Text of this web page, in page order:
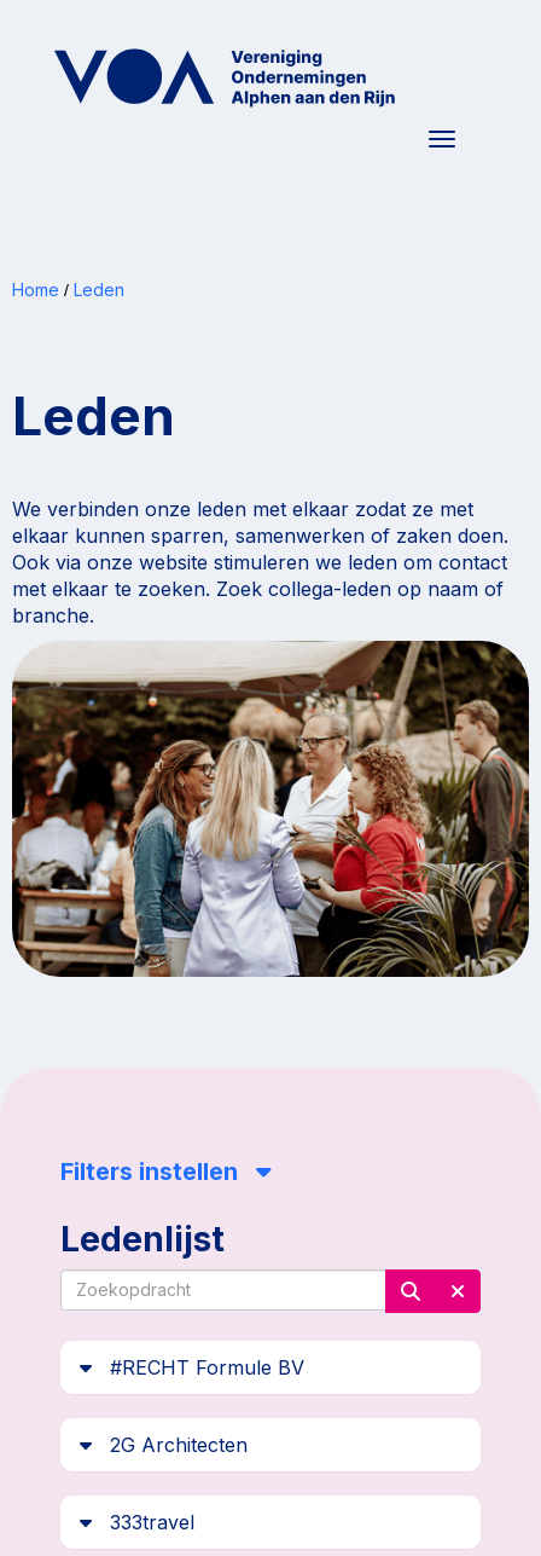
Toggle
Home / Leden
Leden
We verbinden onze leden met elkaar zodat ze met
elkaar kunnen sparren, samenwerken of zaken doen.
Ook via onze website stimuleren we leden om contact
met elkaar te zoeken. Zoek collega-leden op naam of
branche.
Filters instellen
Ledenlijst
#RECHT Formule BV
2G Architecten
333travel